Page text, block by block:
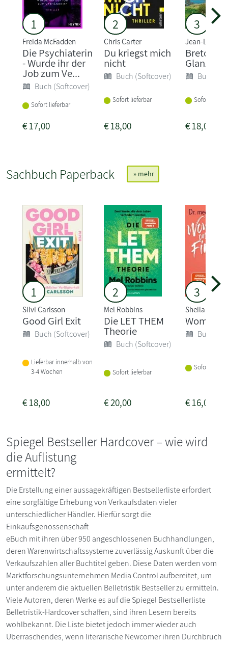
1
Freida McFadden
Die Psychiaterin
- Wurde ihr der
Job zum Ve...
Buch (Softcover)
Sofort lieferbar
€17,00
2
Chris Carter
Du kriegst mich
nicht
Buch (Softcover)
Sofort lieferbar
€18,00
3
Jean-Luc
Glanz
Buch
Sofort
€18,00
Sachbuch Paperback » mehr
1
Silvi Carlsson
Good Girl Exit
Buch (Softcover)
Lieferbar innerhalb von
3-4 Wochen
€18,00
2
Mel Robbins
Die LET THEM
Theorie
Buch (Softcover)
Sofort lieferbar
€20,00
3
Sheila de Liz
Woman
Buch
Sofort
€16,00
Spiegel Bestseller Hardcover – wie wird
die Auflistung
ermittelt?
Die Erstellung einer aussagekräftigen Bestsellerliste erfordert
eine sorgfältige Erhebung von Verkaufsdaten vieler
unterschiedlicher Händler. Hierfür sorgt die
Einkaufsgenossenschaft
eBuch mit ihren über 950 angeschlossenen Buchhandlungen,
deren Warenwirtschaftssysteme zuverlässig Auskunft über die
Verkaufszahlen aller Buchtitel geben. Diese Daten werden vom
Marktforschungsunternehmen Media Control aufbereitet, um
unter anderem die aktuellen Belletristik Bestseller zu ermitteln.
Viele Autoren, deren Werke es auf die Spiegel Bestsellerliste
Belletristik-Hardcover schaffen, sind ihren Lesern bereits
wohlbekannt. Die Liste bietet jedoch immer wieder auch
Überraschendes, wenn literarische Newcomer ihren Durchbruch